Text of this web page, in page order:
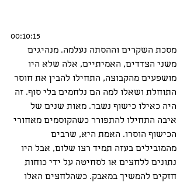
00:10:15
מסכת השקרים וההסתה נעלמה. מנהיגים
משני הצדדים, האמיתיים, אלה שלא היו
מושפעים מהקבוצה, התחילו להבין את חוסר
התוחלת ושאלו למה הם נלחמים בלי סוף. זה
היה כאילו כישוף נשבר. מאות שנים של
איבה התחילו להתפורר כשהקוסמים מאחורי
הכישוף הוסרו. האמת היא, שרבים
מהמובילים בעזה תמיד רצו שלום, אבל היו
נתונים ללחצים או לסחיטה על ידי כוחות
חזקים להמשיך במאבק. כשהלחצים האלו